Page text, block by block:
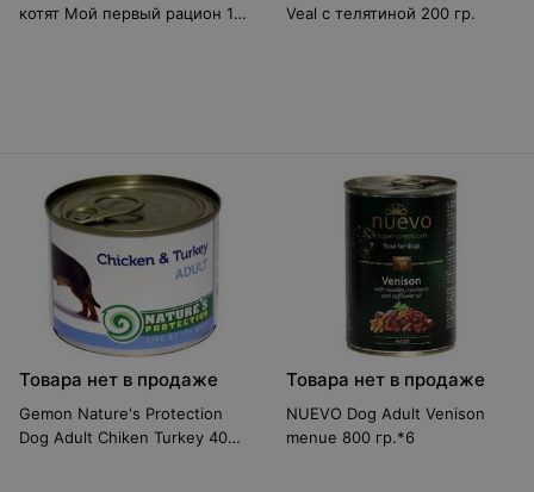
котят Мой первый рацион 12
Veal с телятиной 200 гр.
Товара нет в продаже
Gemon Nature's Protection
Dog Adult Chiken Turkey 400
Товара нет в продаже
NUEVO Dog Adult Venison
menue 800 гр.*6